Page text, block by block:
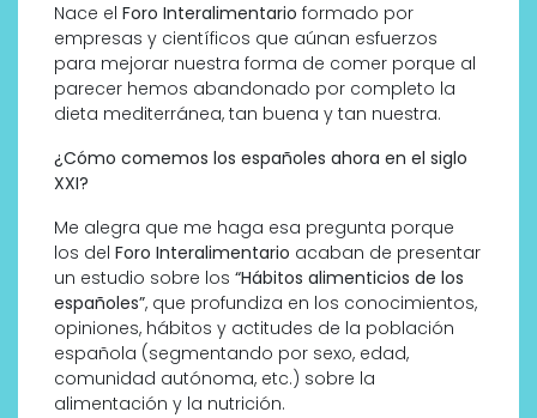
Nace el Foro Interalimentario formado por
empresas y científicos que aúnan esfuerzos
para mejorar nuestra forma de comer porque al
parecer hemos abandonado por completo la
dieta mediterránea, tan buena y tan nuestra.
¿Cómo comemos los españoles ahora en el siglo
XXI?
Me alegra que me haga esa pregunta porque
los del Foro Interalimentario acaban de presentar
un estudio sobre los “Hábitos alimenticios de los
españoles”, que profundiza en los conocimientos,
opiniones, hábitos y actitudes de la población
española (segmentando por sexo, edad,
comunidad autónoma, etc.) sobre la
alimentación y la nutrición.